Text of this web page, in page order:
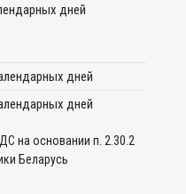
дней
дней
дней
на основании п. 2.30.2
Беларусь